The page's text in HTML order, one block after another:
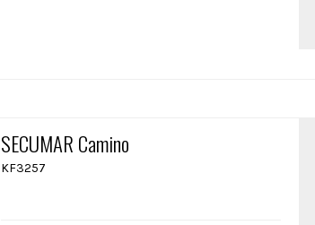
SECUMAR Camino
KF3257